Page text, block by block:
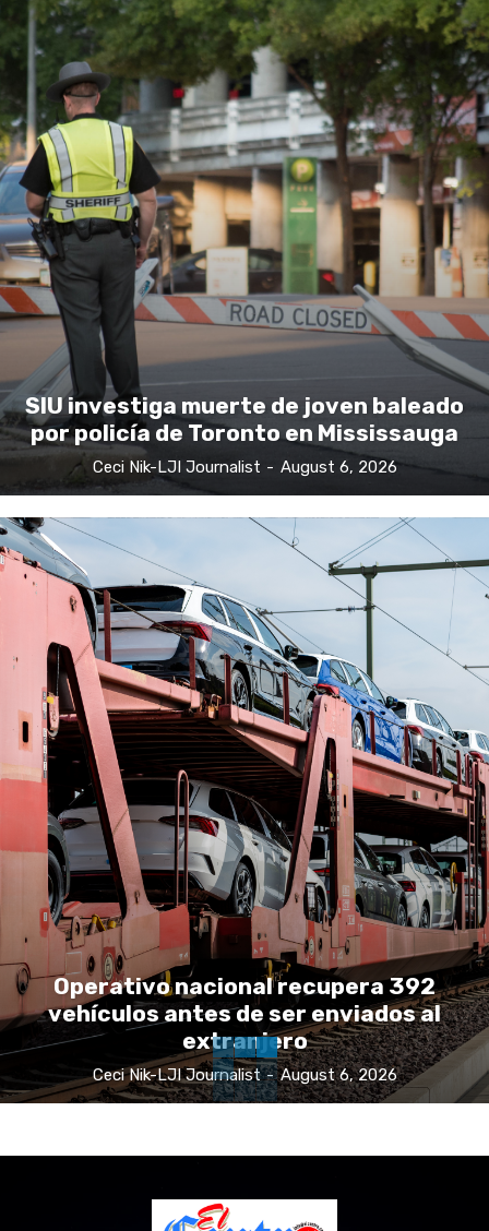
SIU investiga muerte de joven baleado
por policía de Toronto en Mississauga
Ceci Nik-LJI Journalist - August 6, 2026
Operativo nacional recupera 392
vehículos antes de ser enviados al
extranjero
Ceci Nik-LJI Journalist - August 6, 2026